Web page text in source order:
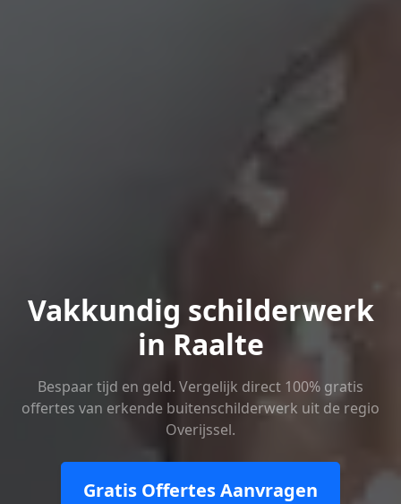
Vakkundig schilderwerk
in Raalte
Bespaar tijd en geld. Vergelijk direct 100% gratis
offertes van erkende buitenschilderwerk uit de regio
Overijssel.
Gratis Offertes Aanvragen